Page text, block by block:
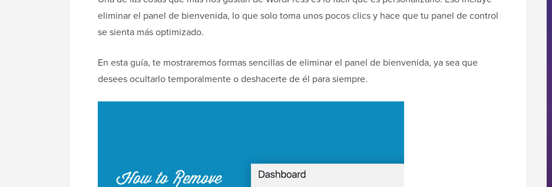
eliminar el panel de bienvenida, lo que solo toma unos pocos clics y hace que tu panel de control
se sienta más optimizado.
En esta guía, te mostraremos formas sencillas de eliminar el panel de bienvenida, ya sea que
desees ocultarlo temporalmente o deshacerte de él para siempre.